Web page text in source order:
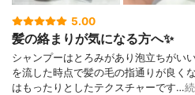
5.00
髪の絡まりが気になる方へ✨
シャンプーはとろみがあり泡立ちがい
を流した時点で髪の毛の指通りが良く
はもったりとしたテクスチャーです…